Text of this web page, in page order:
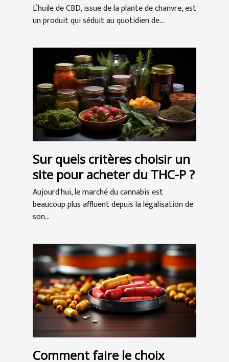
L’huile de CBD, issue de la plante de chanvre, est
un produit qui séduit au quotidien de...
Sur quels critères choisir un
site pour acheter du THC-P ?
Aujourd'hui, le marché du cannabis est
beaucoup plus affluent depuis la légalisation de
son...
Comment faire le choix